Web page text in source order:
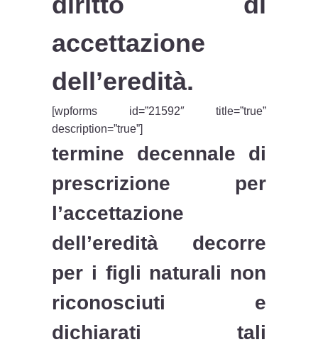
accettazione
dell’eredità.
[wpforms id=”21592″ title=”true”
description=”true”]
termine decennale di
prescrizione per
l’accettazione
dell’eredità decorre
per i figli naturali non
riconosciuti e
dichiarati tali